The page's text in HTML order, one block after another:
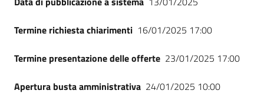
Termine richiesta chiarimenti 16/01/2025 17:00
Termine presentazione delle offerte 23/01/2025 17:00
Apertura busta amministrativa 24/01/2025 10:00